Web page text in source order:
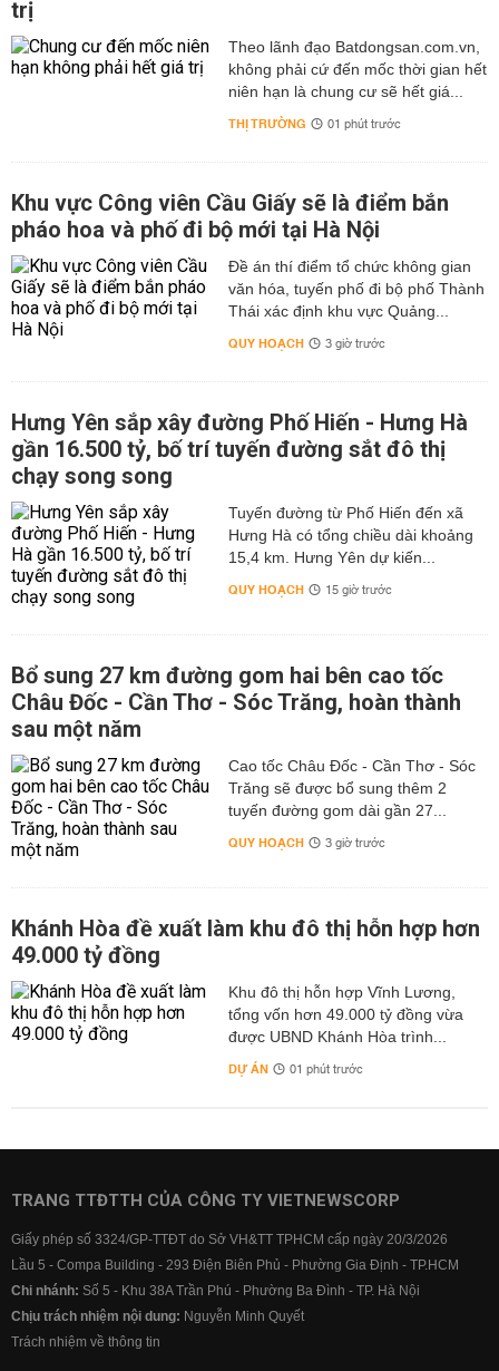
trị
Theo lãnh đạo Batdongsan.com.vn,
không phải cứ đến mốc thời gian hết
niên hạn là chung cư sẽ hết giá...
THỊ TRƯỜNG 01 phút trước
Khu vực Công viên Cầu Giấy sẽ là điểm bắn
pháo hoa và phố đi bộ mới tại Hà Nội
Đề án thí điểm tổ chức không gian
văn hóa, tuyến phố đi bộ phố Thành
Thái xác định khu vực Quảng...
QUY HOẠCH 3 giờ trước
Hưng Yên sắp xây đường Phố Hiến - Hưng Hà
gần 16.500 tỷ, bố trí tuyến đường sắt đô thị
chạy song song
Tuyến đường từ Phố Hiến đến xã
Hưng Hà có tổng chiều dài khoảng
15,4 km. Hưng Yên dự kiến...
QUY HOẠCH 15 giờ trước
Bổ sung 27 km đường gom hai bên cao tốc
Châu Đốc - Cần Thơ - Sóc Trăng, hoàn thành
sau một năm
Cao tốc Châu Đốc - Cần Thơ - Sóc
Trăng sẽ được bổ sung thêm 2
tuyến đường gom dài gần 27...
QUY HOẠCH 3 giờ trước
Khánh Hòa đề xuất làm khu đô thị hỗn hợp hơn
49.000 tỷ đồng
Khu đô thị hỗn hợp Vĩnh Lương,
tổng vốn hơn 49.000 tỷ đồng vừa
được UBND Khánh Hòa trình...
DỰ ÁN 01 phút trước
TRANG TTĐTTH CỦA CÔNG TY VIETNEWSCORP
Giấy phép số 3324/GP-TTĐT do Sở VH&TT TPHCM cấp ngày 20/3/2026
Lầu 5 - Compa Building - 293 Điện Biên Phủ - Phường Gia Định - TP.HCM
Chi nhánh: Số 5 - Khu 38A Trần Phú - Phường Ba Đình - TP. Hà Nội
Chịu trách nhiệm nội dung: Nguyễn Minh Quyết
Trách nhiệm về thông tin